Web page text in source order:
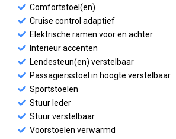
Comfortstoel(en)
Cruise control adaptief
Elektrische ramen voor en achter
Interieur accenten
Lendesteun(en) verstelbaar
Passagiersstoel in hoogte verstelbaar
Sportstoelen
Stuur leder
Stuur verstelbaar
Voorstoelen verwarmd